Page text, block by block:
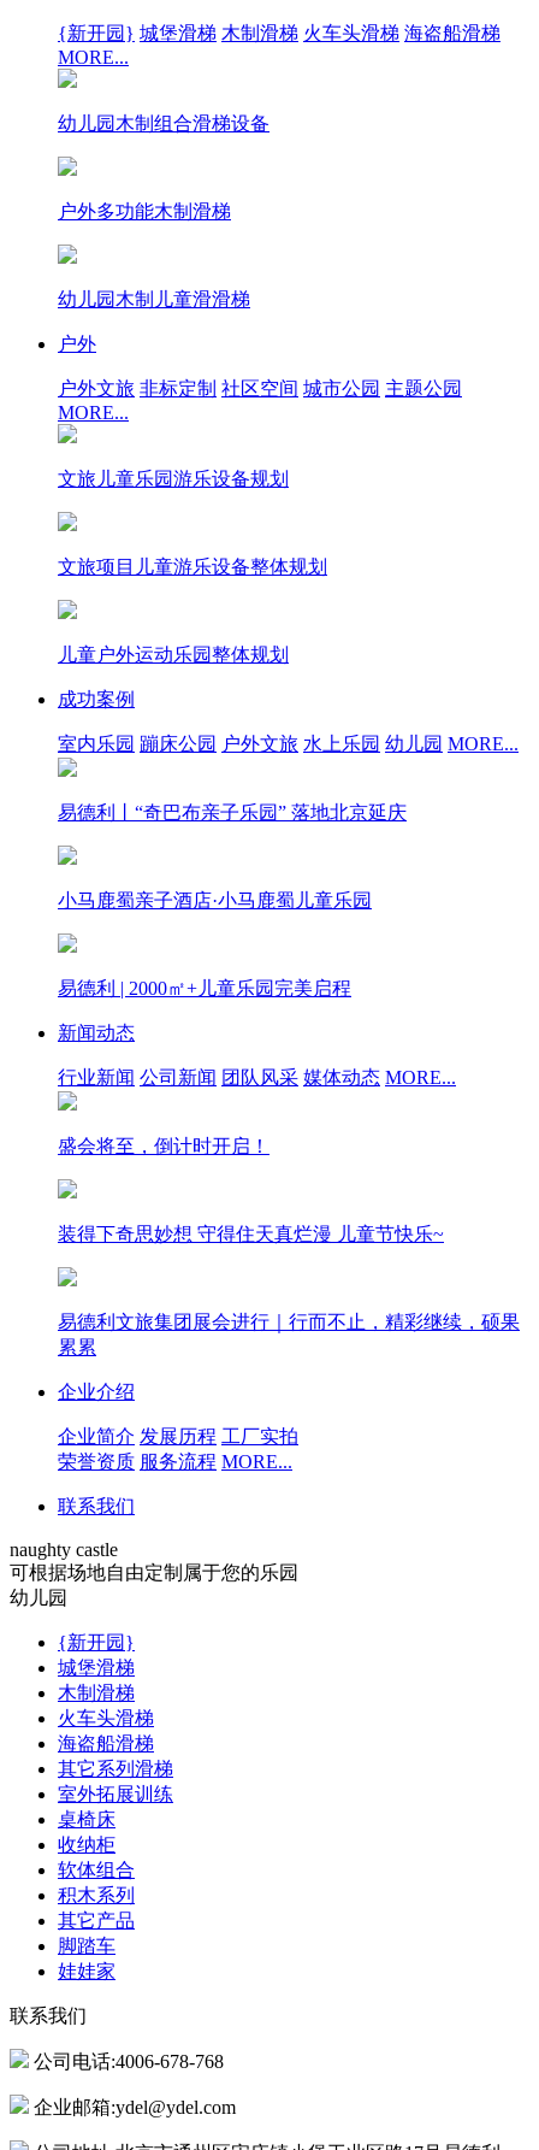
{新开园} 城堡滑梯 木制滑梯 火车头滑梯 海盗船滑梯
MORE...
幼儿园木制组合滑梯设备
户外多功能木制滑梯
幼儿园木制儿童滑滑梯
户外
户外文旅 非标定制 社区空间 城市公园 主题公园
MORE...
文旅儿童乐园游乐设备规划
文旅项目儿童游乐设备整体规划
儿童户外运动乐园整体规划
成功案例
室内乐园 蹦床公园 户外文旅 水上乐园 幼儿园 MORE...
易德利丨“奇巴布亲子乐园” 落地北京延庆
小马鹿蜀亲子酒店·小马鹿蜀儿童乐园
易德利 | 2000㎡+儿童乐园完美启程
新闻动态
行业新闻 公司新闻 团队风采 媒体动态 MORE...
盛会将至，倒计时开启！
装得下奇思妙想 守得住天真烂漫 儿童节快乐~
易德利文旅集团展会进行｜行而不止，精彩继续，硕果
累累
企业介绍
企业简介 发展历程 工厂实拍
荣誉资质 服务流程 MORE...
联系我们
naughty castle
可根据场地自由定制属于您的乐园
幼儿园
{新开园}
城堡滑梯
木制滑梯
火车头滑梯
海盗船滑梯
其它系列滑梯
室外拓展训练
桌椅床
收纳柜
软体组合
积木系列
其它产品
脚踏车
娃娃家
联系我们
公司电话:4006-678-768
企业邮箱:ydel@ydel.com